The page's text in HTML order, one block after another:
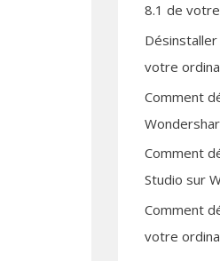
8.1 de
votre
Comment
Comment
Studio sur
Comment
votre